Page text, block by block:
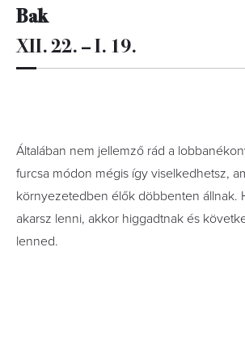
Bak
XII. 22. – I. 19.
Általában nem jellemző rád a
furcsa módon mégis így viselkedhetsz,
környezetedben élők döbbenten állnak.
akarsz lenni, akkor higgadtnak és
lenned.